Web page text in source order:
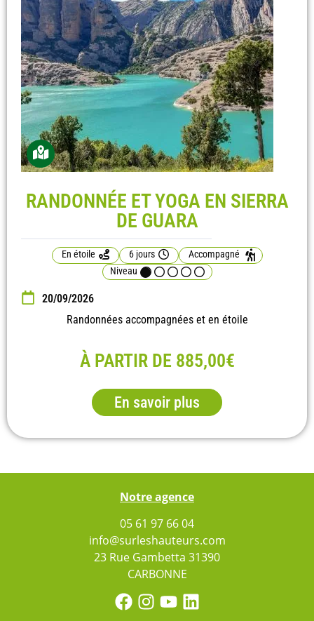
RANDONNÉE ET YOGA EN SIERRA
DE GUARA
En étoile 6 jours
Accompagné
Niveau
20/09/2026
Randonnées accompagnées et en étoile
À PARTIR DE 885,00€
En savoir plus
Notre agence
05 61 97 66 04
info@surleshauteurs.com
23 Rue Gambetta 31390
CARBONNE